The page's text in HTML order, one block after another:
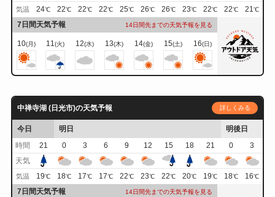
気温 24℃ 22℃ 22℃ 22℃ 25℃ 26℃ 26℃ 23℃ 22℃ 22℃ 21℃
7日間天気予報 14日間先までの天気予報を見る
10(月) 11(火) 12(水) 13(木) 14(金) 15(土) 16(日)
中禅寺湖 (日光市)の天気予報 詳しくみる
今日 明日
明後日
時間
21 0 3 6 9 12 15 18 21 0
3
天気
気温 19℃ 18℃ 17℃ 17℃ 22℃ 23℃ 22℃ 20℃ 19℃ 18℃ 16℃
7日間天気予報 14日間先までの天気予報を見る